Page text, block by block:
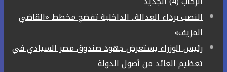
النصب برداء العدالة.. الداخلية تفضح مخطط «القاضي
المزيف»
رئيس الوزراء يستعرض جهود صندوق مصر السيادي في
تعظيم العائد من أصول الدولة